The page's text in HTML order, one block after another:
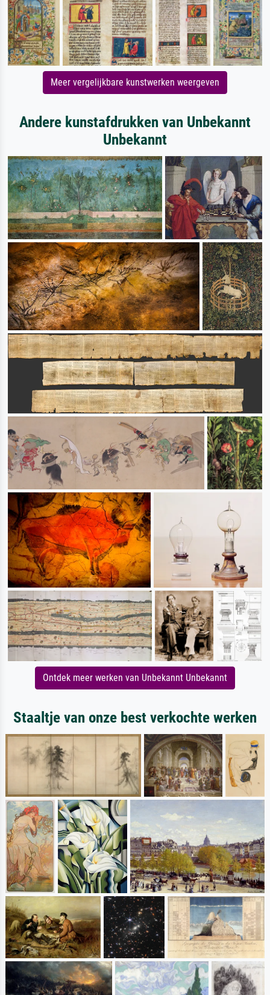
Meer vergelijkbare kunstwerken weergeven
Andere kunstafdrukken van Unbekannt
Unbekannt
Ontdek meer werken van Unbekannt Unbekannt
Staaltje van onze best verkochte werken